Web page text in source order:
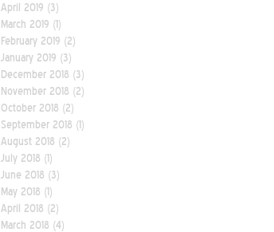
April 2019 (3)
March 2019 (1)
February 2019 (2)
January 2019 (3)
December 2018 (3)
November 2018 (2)
October 2018 (2)
September 2018 (1)
August 2018 (2)
July 2018 (1)
June 2018 (3)
May 2018 (1)
April 2018 (2)
March 2018 (4)